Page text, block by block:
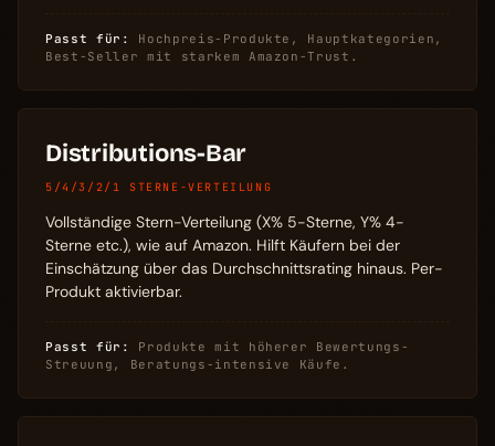
Passt für:
Hochpreis-Produkte, Hauptkategorien,
Best-Seller mit starkem Amazon-Trust.
Distributions-Bar
5/4/3/2/1 STERNE-VERTEILUNG
Vollständige Stern-Verteilung (X% 5-Sterne, Y% 4-
Sterne etc.), wie auf Amazon. Hilft Käufern bei der
Einschätzung über das Durchschnittsrating hinaus. Per-
Produkt aktivierbar.
Passt für:
Produkte mit höherer Bewertungs-
Streuung, Beratungs-intensive Käufe.